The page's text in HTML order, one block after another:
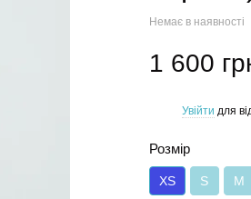
Немає в наявності
1 600
Увійти для
Розмір
XS S M